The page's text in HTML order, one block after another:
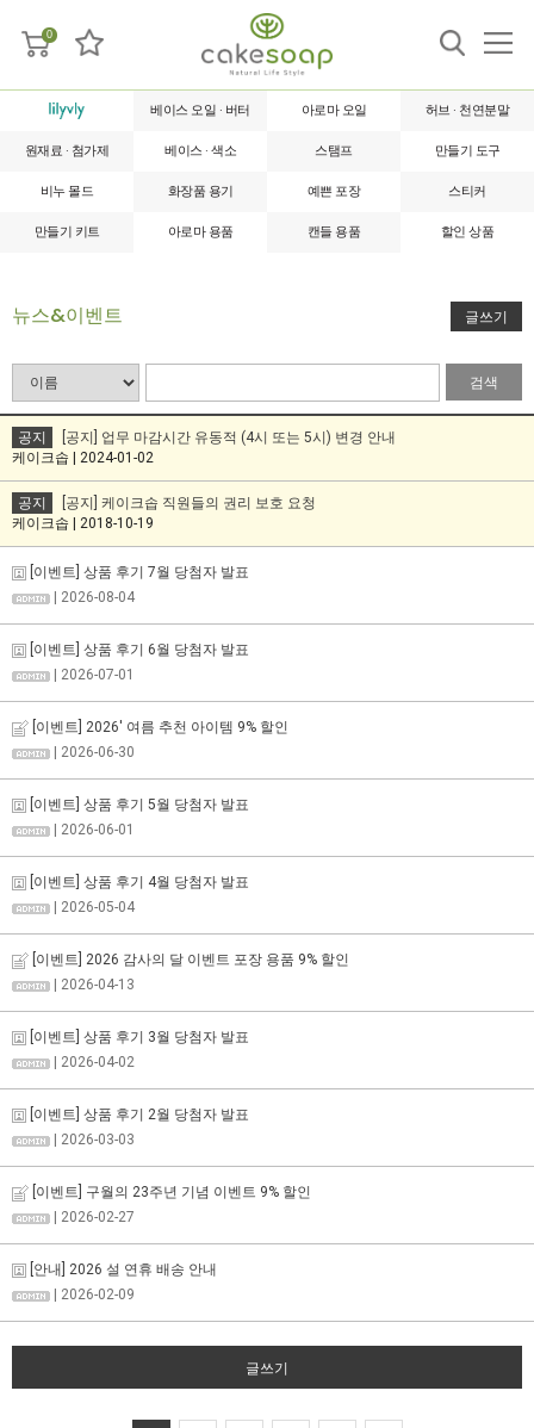
0
베이스 오일 · 버터 아로마 오일 허브 · 천연분말
원재료 · 첨가제 베이스 · 색소 스탬프 만들기 도구
비누 몰드 화장품 용기 예쁜 포장 스티커
만들기 키트 아로마 용품 캔들 용품 할인 상품
뉴스&이벤트 글쓰기
검색
공지
[공지] 업무 마감시간 유동적 (4시 또는 5시) 변경 안내
케이크솝 | 2024-01-02
공지
[공지] 케이크솝 직원들의 권리 보호 요청
케이크솝 | 2018-10-19
[이벤트] 상품 후기 7월 당첨자 발표
| 2026-08-04
[이벤트] 상품 후기 6월 당첨자 발표
| 2026-07-01
[이벤트] 2026' 여름 추천 아이템 9% 할인
| 2026-06-30
[이벤트] 상품 후기 5월 당첨자 발표
| 2026-06-01
[이벤트] 상품 후기 4월 당첨자 발표
| 2026-05-04
[이벤트] 2026 감사의 달 이벤트 포장 용품 9% 할인
| 2026-04-13
[이벤트] 상품 후기 3월 당첨자 발표
| 2026-04-02
[이벤트] 상품 후기 2월 당첨자 발표
| 2026-03-03
[이벤트] 구월의 23주년 기념 이벤트 9% 할인
| 2026-02-27
[안내] 2026 설 연휴 배송 안내
| 2026-02-09
글쓰기